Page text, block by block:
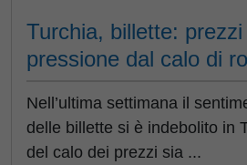
Turchia, billette:
pressione dal calo di
Nell’ultima settimana il
delle billette si è indebolito in
del calo dei prezzi sia ...